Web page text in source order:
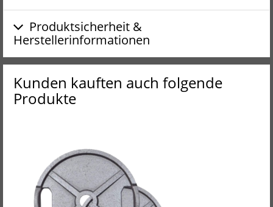
Produktsicherheit &
Herstellerinformationen
Kunden kauften auch folgende
Produkte